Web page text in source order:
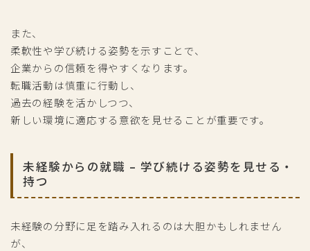
また、
柔軟性や学び続ける姿勢を示すことで、
企業からの信頼を得やすくなります。
転職活動は慎重に行動し、
過去の経験を活かしつつ、
新しい環境に適応する意欲を見せることが重要です。
未経験からの就職 – 学び続ける姿勢を見せる・
持つ
未経験の分野に足を踏み入れるのは大胆かもしれません
が、